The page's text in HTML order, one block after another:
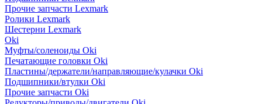
Прочие запчасти Lexmark
Ролики Lexmark
Шестерни Lexmark
Oki
Муфты/соленоиды Oki
Печатающие головки Oki
Пластины/держатели/направляющие/кулачки Oki
Подшипники/втулки Oki
Прочие запчасти Oki